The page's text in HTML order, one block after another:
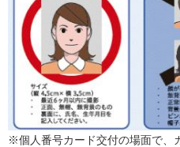
※個人番号カード交付の場面で、